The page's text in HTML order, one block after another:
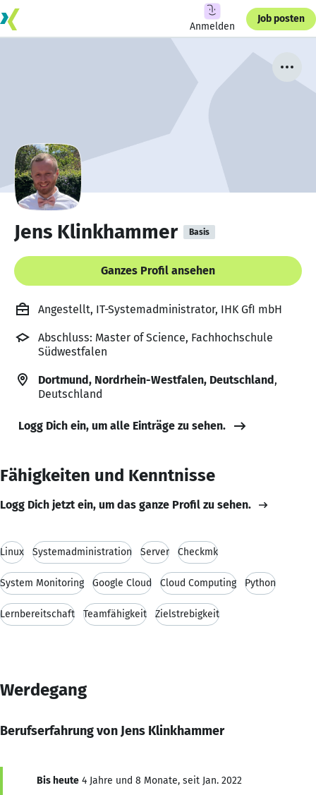
Anmelden
Job posten
Jens Klinkhammer Basis
Ganzes Profil ansehen
Angestellt, IT-Systemadministrator, IHK GfI mbH
Abschluss: Master of Science, Fachhochschule
Südwestfalen
Dortmund, Nordrhein-Westfalen, Deutschland,
Deutschland
Logg Dich ein, um alle Einträge zu sehen.
Fähigkeiten und Kenntnisse
Logg Dich jetzt ein, um das ganze Profil zu sehen.
Linux Systemadministration Server Checkmk
System Monitoring Google Cloud Cloud Computing Python
Lernbereitschaft Teamfähigkeit Zielstrebigkeit
Werdegang
Berufserfahrung von Jens Klinkhammer
Bis heute 4 Jahre und 8 Monate, seit Jan. 2022